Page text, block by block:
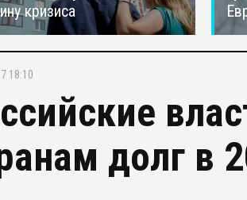
кризиса
18:10
долг в